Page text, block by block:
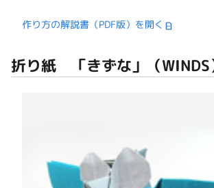
作り方の解説書（PDF版）を開く
折り紙 「きずな」（WINDS